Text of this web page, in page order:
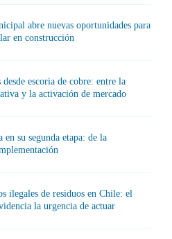
abre nuevas oportunidades para
en construcción
escoria de cobre: entre la
y la activación de mercado
su segunda etapa: de la
ilegales de residuos en Chile: el
la urgencia de actuar